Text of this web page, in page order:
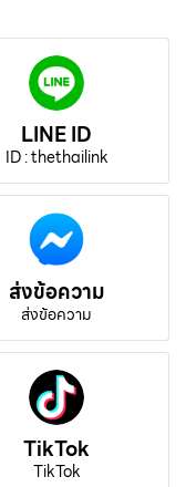
LINE ID
ID : thethailink
ส่งข้อความ
ส่งข้อความ
TikTok
TikTok